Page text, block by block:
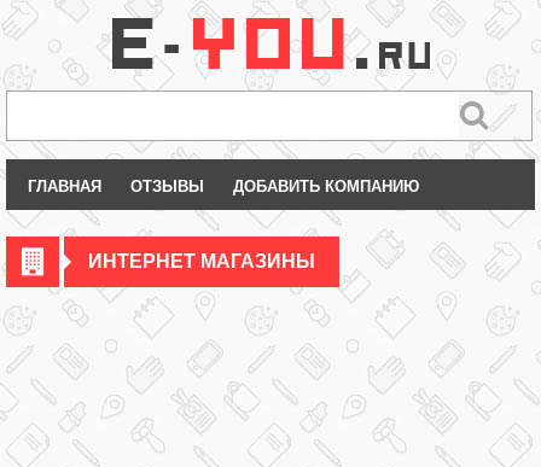
ГЛАВНАЯ ОТЗЫВЫ ДОБАВИТЬ КОМПАНИЮ
ИНТЕРНЕТ МАГАЗИНЫ